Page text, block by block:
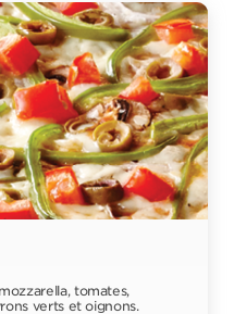
tomates,
verts et oignons.